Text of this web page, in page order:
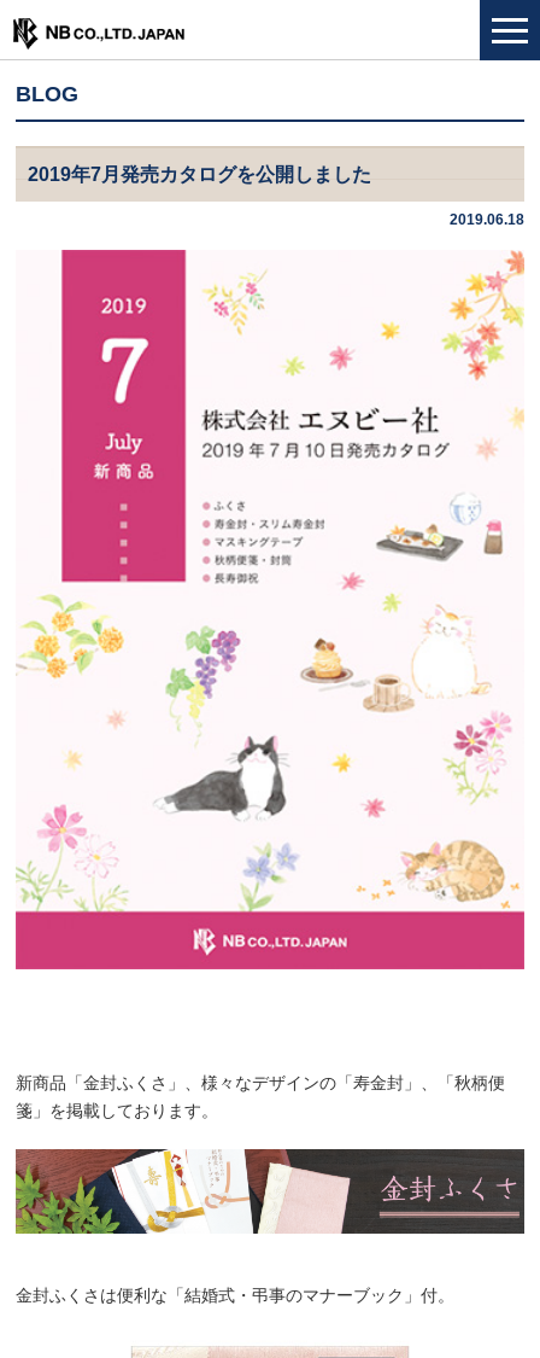
BLOG
2019年7月発売カタログを公開しました
2019.06.18
新商品「金封ふくさ」、様々なデザインの「寿金封」、「秋柄便
箋」を掲載しております。
金封ふくさは便利な「結婚式・弔事のマナーブック」付。